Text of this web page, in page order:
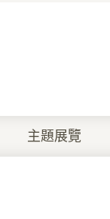
主題展覽